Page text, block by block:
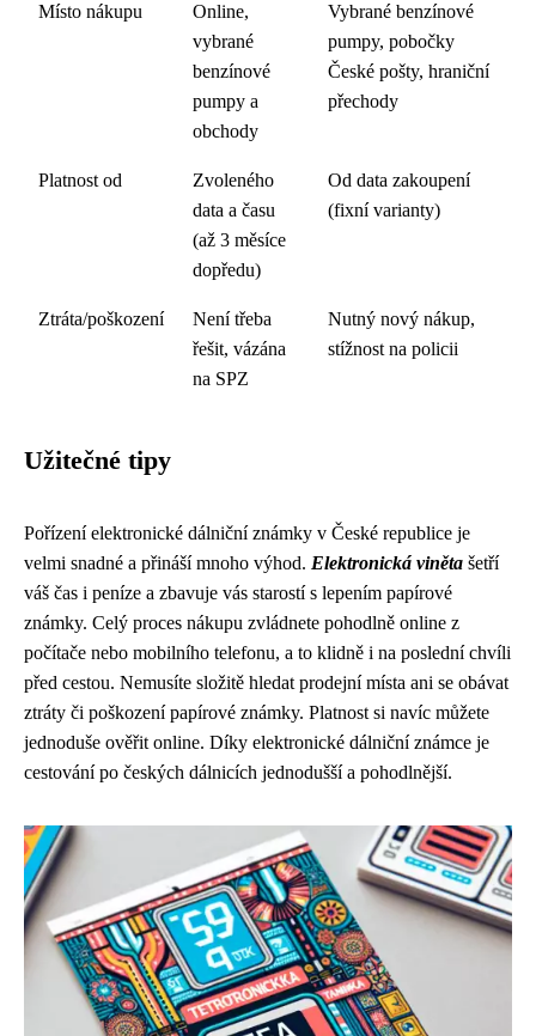
Místo nákupu
Online,
vybrané
benzínové
pumpy a
obchody
Vybrané benzínové
pumpy, pobočky
České pošty, hraniční
přechody
Platnost od
Zvoleného
data a času
(až 3 měsíce
dopředu)
Od data zakoupení
(fixní varianty)
Ztráta/poškození
Není třeba
řešit, vázána
na SPZ
Nutný nový nákup,
stížnost na policii
Užitečné tipy
Pořízení elektronické dálniční známky v České republice je
velmi snadné a přináší mnoho výhod. Elektronická viněta šetří
váš čas i peníze a zbavuje vás starostí s lepením papírové
známky. Celý proces nákupu zvládnete pohodlně online z
počítače nebo mobilního telefonu, a to klidně i na poslední chvíli
před cestou. Nemusíte složitě hledat prodejní místa ani se obávat
ztráty či poškození papírové známky. Platnost si navíc můžete
jednoduše ověřit online. Díky elektronické dálniční známce je
cestování po českých dálnicích jednodušší a pohodlnější.